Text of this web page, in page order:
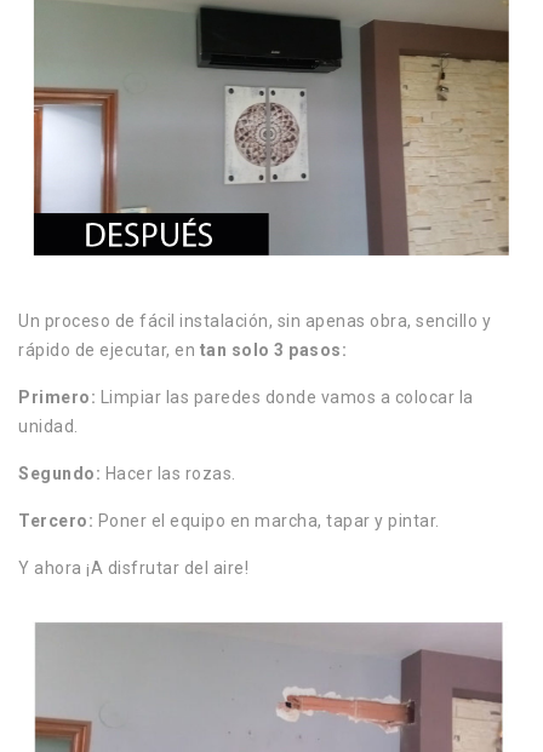
Un proceso de fácil instalación, sin apenas obra, sencillo y
rápido de ejecutar, en tan solo 3 pasos:
Primero: Limpiar las paredes donde vamos a colocar la
unidad.
Segundo: Hacer las rozas.
Tercero: Poner el equipo en marcha, tapar y pintar.
Y ahora ¡A disfrutar del aire!